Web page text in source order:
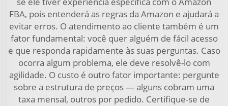
FBA, pois entenderá as regras da Amazon e ajudará a
evitar erros. O atendimento ao cliente também é um
fator fundamental: você quer alguém de fácil acesso
e que responda rapidamente às suas perguntas. Caso
ocorra algum problema, ele deve resolvê-lo com
agilidade. O custo é outro fator importante: pergunte
sobre a estrutura de preços — alguns cobram uma
taxa mensal, outros por pedido. Certifique-se de